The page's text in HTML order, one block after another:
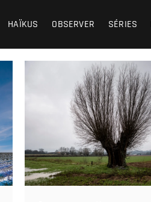
HAÏKUS OBSERVER SÉRIES